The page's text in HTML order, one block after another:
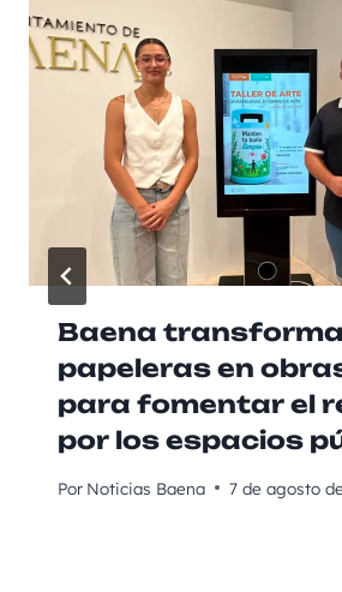
Baena
papeleras en
para fomentar el
por los espacios
Por Noticias Baena 7 de agosto